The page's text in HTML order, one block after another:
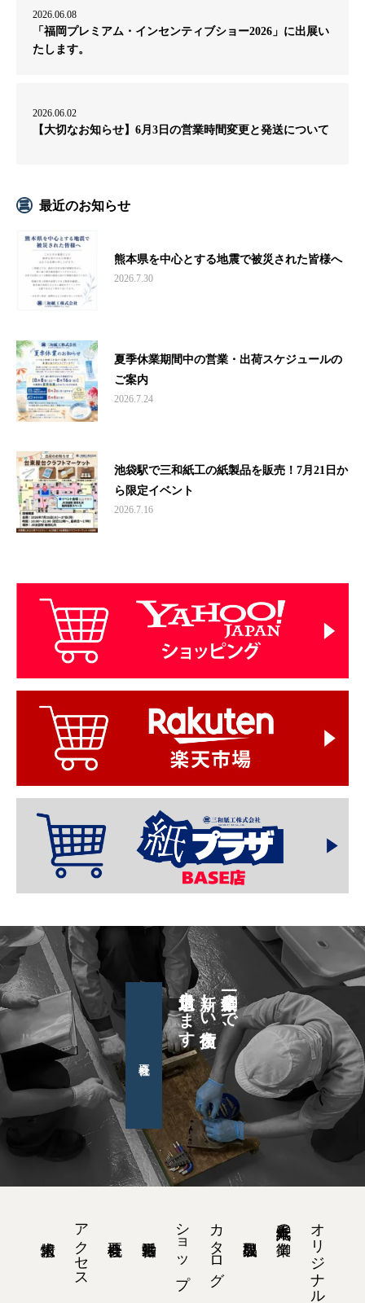
2026.06.08
「福岡プレミアム・インセンティブショー2026」に出展い
たします。
2026.06.02
【大切なお知らせ】6月3日の営業時間変更と発送について
最近のお知らせ
熊本県を中心とする地震で被災された皆様へ
2026.7.30
夏季休業期間中の営業・出荷スケジュールの
ご案内
2026.7.24
池袋駅で三和紙工の紙製品を販売！7月21日か
ら限定イベント
2026.7.16
創業一〇〇年まで、
新しい技術を
日々追求します
オリジナル印刷
紙工六十九年の御業
カタログ
ショップ
アクセス